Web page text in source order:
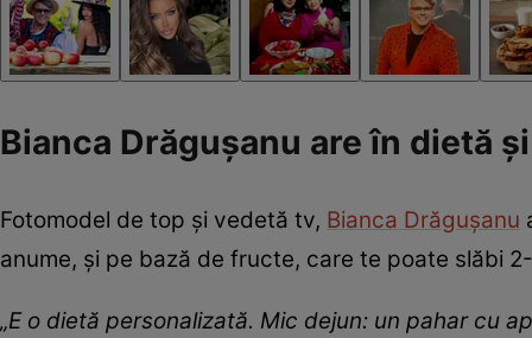
Bianca Drăgușanu are în dietă
Fotomodel de top și vedetă tv, Bianca Drăgușanu
anume, și pe bază de fructe, care te poate slăbi
„E o dietă personalizată. Mic dejun: un pahar cu